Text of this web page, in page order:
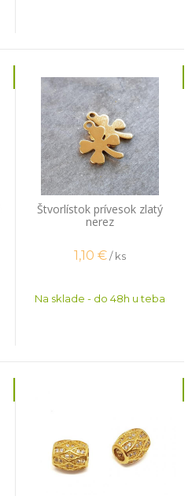
Štvorlístok prívesok zlatý
nerez
1,10 €/ ks
Na sklade - do 48h u teba